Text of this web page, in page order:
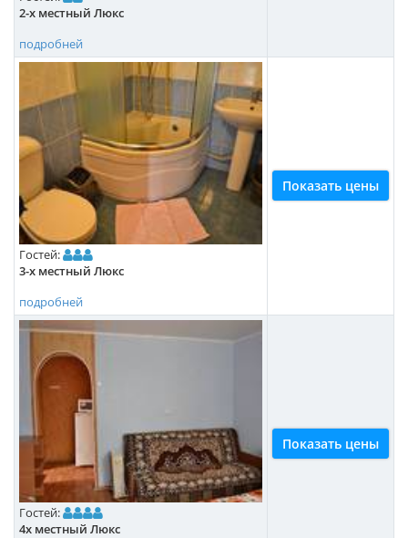
2-х местный Люкс
подробней
Гостей:
3-х местный Люкс
подробней
Показать цены
Гостей:
4х местный Люкс
Показать цены